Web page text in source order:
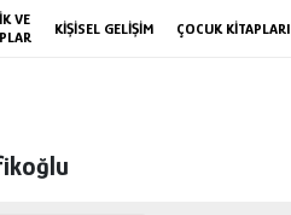
VE
KİŞİSEL GELİŞİM ÇOCUK KİTAPLARI